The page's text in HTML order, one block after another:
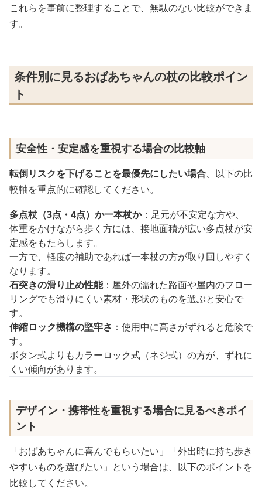
これらを事前に整理することで、無駄のない比較ができま
す。
条件別に見るおばあちゃんの杖の比較ポイン
ト
安全性・安定感を重視する場合の比較軸
転倒リスクを下げることを最優先にしたい場合、以下の比
較軸を重点的に確認してください。
多点杖（3点・4点）か一本杖か：足元が不安定な方や、
体重をかけながら歩く方には、接地面積が広い多点杖が安
定感をもたらします。
一方で、軽度の補助であれば一本杖の方が取り回しやすく
なります。
石突きの滑り止め性能：屋外の濡れた路面や屋内のフロー
リングでも滑りにくい素材・形状のものを選ぶと安心で
す。
伸縮ロック機構の堅牢さ ：使用中に高さがずれると危険で
す。
ボタン式よりもカラーロック式（ネジ式）の方が、ずれに
くい傾向があります。
デザイン・携帯性を重視する場合に見るべきポイ
ント
「おばあちゃんに喜んでもらいたい」「外出時に持ち歩き
やすいものを選びたい」という場合は、以下のポイントを
比較してください。